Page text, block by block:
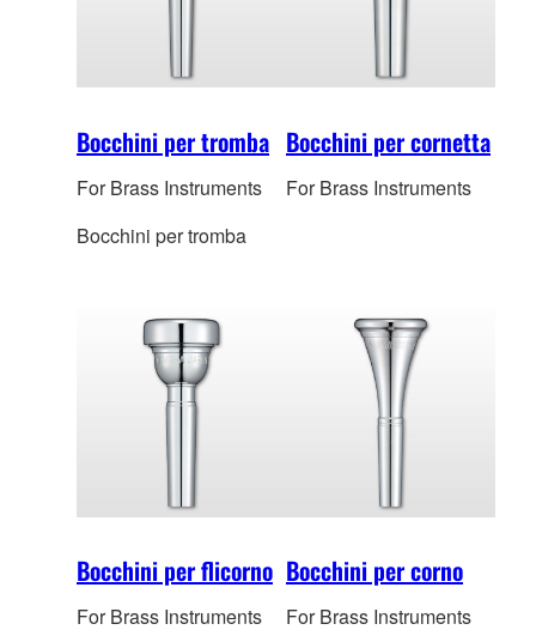
Bocchini per tromba
For Brass Instruments
Bocchini per tromba
Bocchini per cornetta
For Brass Instruments
Bocchini per flicorno
For Brass Instruments
Bocchini per corno
For Brass Instruments